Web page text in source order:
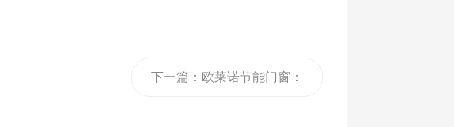
下一篇： 欧莱诺节能门窗：